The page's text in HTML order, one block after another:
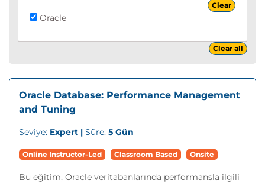
Clear
Oracle
Clear all
Oracle Database: Performance Management
and Tuning
Seviye: Expert | Süre: 5 Gün
Online Instructor-Led Classroom Based Onsite
Bu eğitim, Oracle veritabanlarında performansla ilgili